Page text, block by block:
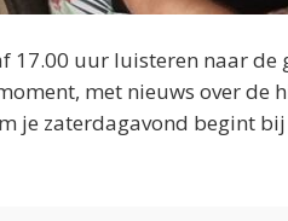
17.00 uur luisteren naar
met nieuws over de
je zaterdagavond begint